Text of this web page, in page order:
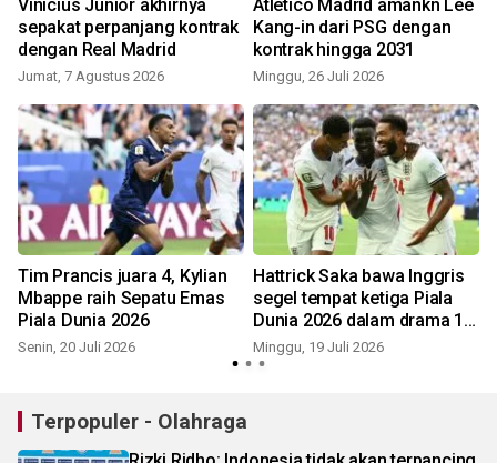
Vinicius Junior akhirnya
sepakat perpanjang kontrak
dengan Real Madrid
Jumat, 7 Agustus 2026
Atletico Madrid amankn Lee
Kang-in dari PSG dengan
kontrak hingga 2031
Minggu, 26 Juli 2026
Tim Prancis juara 4, Kylian
Mbappe raih Sepatu Emas
Piala Dunia 2026
Senin, 20 Juli 2026
Hattrick Saka bawa Inggris
segel tempat ketiga Piala
Dunia 2026 dalam drama 10
gol!
Minggu, 19 Juli 2026
Terpopuler - Olahraga